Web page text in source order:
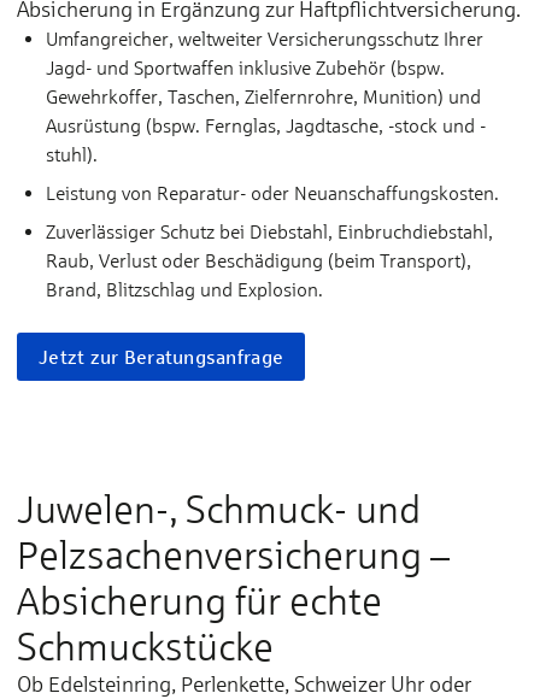
Absicherung in Ergänzung zur Haftpflichtversicherung.
Umfangreicher, weltweiter Versicherungsschutz Ihrer
Jagd- und Sportwaffen inklusive Zubehör (bspw.
Gewehrkoffer, Taschen, Zielfernrohre, Munition) und
Ausrüstung (bspw. Fernglas, Jagdtasche, -stock und -
stuhl).
Leistung von Reparatur- oder Neuanschaffungskosten.
Zuverlässiger Schutz bei Diebstahl, Einbruchdiebstahl,
Raub, Verlust oder Beschädigung (beim Transport),
Brand, Blitzschlag und Explosion.
Jetzt zur Beratungsanfrage
Juwelen-, Schmuck- und
Pelzsachenversicherung –
Absicherung für echte
Schmuckstücke
Ob Edelsteinring, Perlenkette, Schweizer Uhr oder